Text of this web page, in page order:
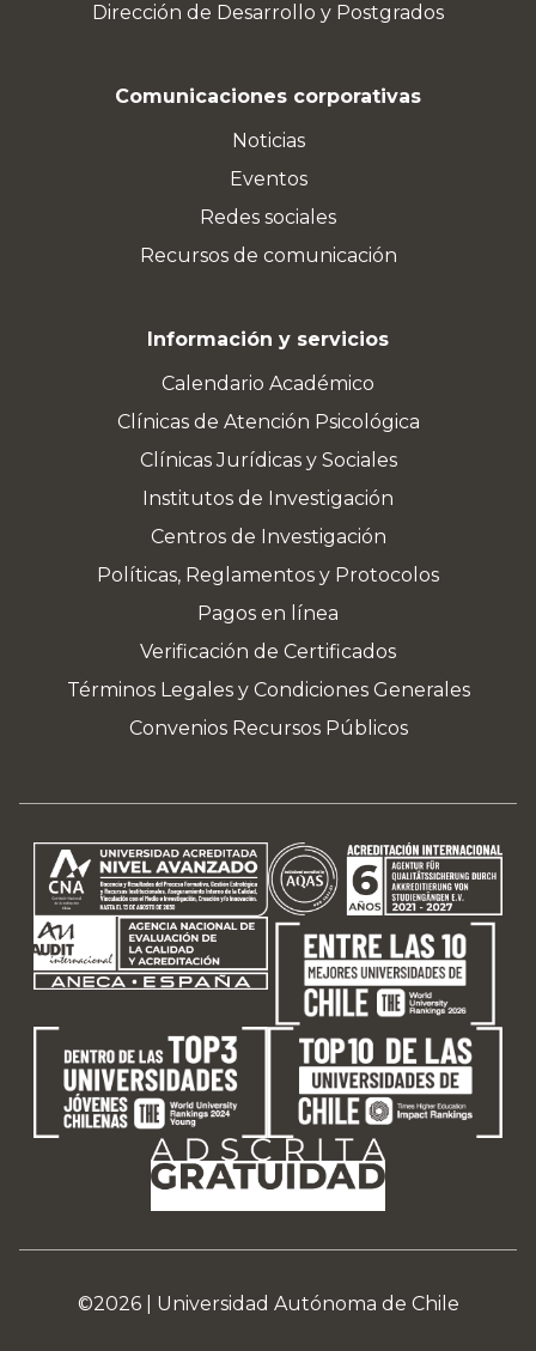
Dirección de Desarrollo y Postgrados
Comunicaciones corporativas
Noticias
Eventos
Redes sociales
Recursos de comunicación
Información y servicios
Calendario Académico
Clínicas de Atención Psicológica
Clínicas Jurídicas y Sociales
Institutos de Investigación
Centros de Investigación
Políticas, Reglamentos y Protocolos
Pagos en línea
Verificación de Certificados
Términos Legales y Condiciones Generales
Convenios Recursos Públicos
©2026 | Universidad Autónoma de Chile